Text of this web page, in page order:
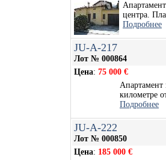
центра.
Подробнее
JU-A-217
Лот № 000864
Цена: 75 000 €
Апартамент
километре
Подробнее
JU-A-222
Лот № 000850
Цена: 185 000 €